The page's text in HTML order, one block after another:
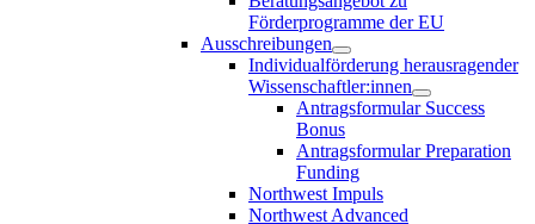
Förderprogramme der EU
Ausschreibungen
Individualförderung herausragender
Wissenschaftler:innen
Antragsformular Success
Bonus
Antragsformular Preparation
Funding
Northwest Impuls
Northwest Advanced